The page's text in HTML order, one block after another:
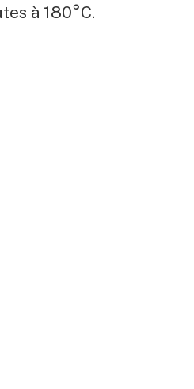
à 180°C.